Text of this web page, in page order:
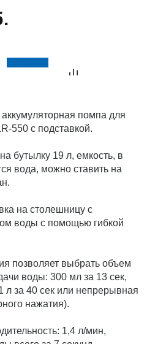
помпа для
550 с подставкой.
бутылку 19 л, емкость, в
вода, можно ставить на
на столешницу с
воды с помощью гибкой
позволяет выбрать объем
воды: 300 мл за 13 сек,
л за 40 сек или непрерывная
нажатия).
1,4 л/мин,